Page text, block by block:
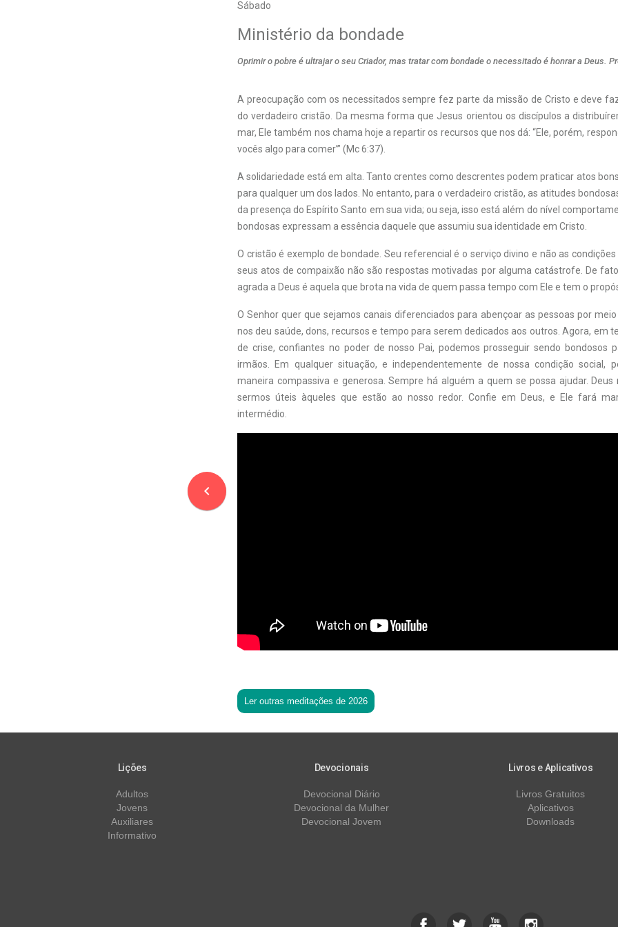
Sábado
navigate_before
Ministério da bondade
Oprimir o pobre é ultrajar o seu Criador, mas tratar com bondade o necessitado é honrar a Deus.
A preocupação com os necessitados sempre fez parte da missão de Cristo e deve
do verdadeiro cristão. Da mesma forma que Jesus orientou os discípulos a
mar, Ele também nos chama hoje a repartir os recursos que nos dá: “Ele, porém,
vocês algo para comer’” (Mc 6:37).
A solidariedade está em alta. Tanto crentes como descrentes podem praticar atos
para qualquer um dos lados. No entanto, para o verdadeiro cristão, as atitudes
da presença do Espírito Santo em sua vida; ou seja, isso está além do nível
bondosas expressam a essência daquele que assumiu sua identidade em Cristo.
O cristão é exemplo de bondade. Seu referencial é o serviço divino e não as condições
seus atos de compaixão não são respostas motivadas por alguma catástrofe. De
agrada a Deus é aquela que brota na vida de quem passa tempo com Ele e tem o
O Senhor quer que sejamos canais diferenciados para abençoar as pessoas por meio
nos deu saúde, dons, recursos e tempo para serem dedicados aos outros. Agora, em
de crise, confiantes no poder de nosso Pai, podemos prosseguir sendo bondosos
irmãos. Em qualquer situação, e independentemente de nossa condição social,
maneira compassiva e generosa. Sempre há alguém a quem se possa ajudar. Deus
sermos úteis àqueles que estão ao nosso redor. Confie em Deus, e Ele fará
intermédio.
Ler outras meditações de 2026
Lições
Adultos
Jovens
Auxiliares
Informativo
Devocionais
Devocional Diário
Devocional da Mulher
Devocional Jovem
Livros e Aplicativos
Livros Gratuitos
Aplicativos
Downloads